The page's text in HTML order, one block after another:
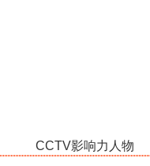
CCTV影响力人物